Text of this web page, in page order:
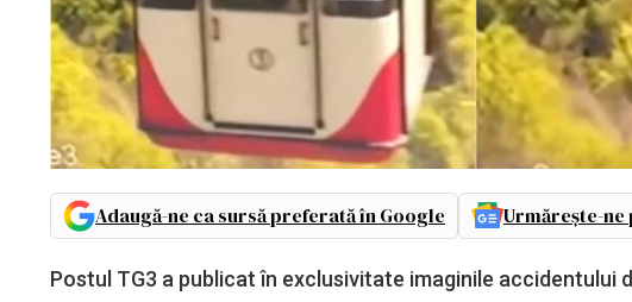
Adaugă-ne ca sursă preferată în Google Urmărește-ne
Postul TG3 a publicat în exclusivitate imaginile accidentului